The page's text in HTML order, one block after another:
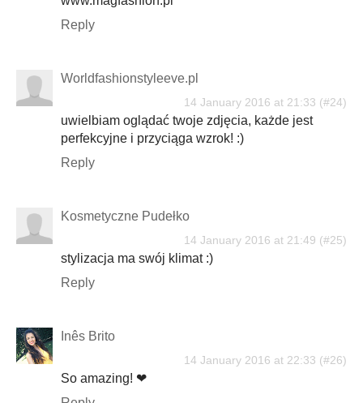
Reply
Worldfashionstyleeve.pl
14 January 2016 at 21:33
uwielbiam oglądać twoje zdjęcia, każde jest
perfekcyjne i przyciąga wzrok! :)
Reply
Kosmetyczne Pudełko
14 January 2016 at 21:49
stylizacja ma swój klimat :)
Reply
Inês Brito
14 January 2016 at 22:33
So amazing! ❤